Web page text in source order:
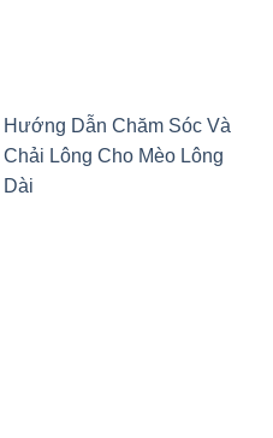
Hướng Dẫn Chăm Sóc Và
Chải Lông Cho Mèo Lông
Dài